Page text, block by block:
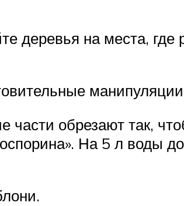
деревья на места,
обрезают так,
На 5 л воды